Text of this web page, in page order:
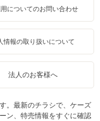
用についてのお問い合わせ
情報の取り扱いについて
法人のお客様へ
。最新のチラシで、ケーズ
ン、特売情報をすぐに確認